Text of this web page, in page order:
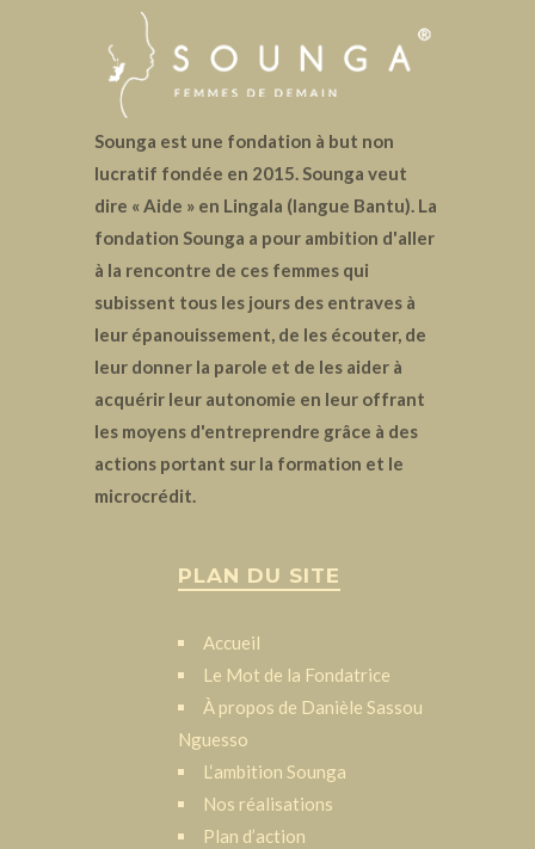
Sounga est une fondation à but non
lucratif fondée en 2015. Sounga veut
dire « Aide » en Lingala (langue Bantu). La
fondation Sounga a pour ambition d'aller
à la rencontre de ces femmes qui
subissent tous les jours des entraves à
leur épanouissement, de les écouter, de
leur donner la parole et de les aider à
acquérir leur autonomie en leur offrant
les moyens d'entreprendre grâce à des
actions portant sur la formation et le
microcrédit.
PLAN DU SITE
Accueil
Le Mot de la Fondatrice
À propos de Danièle Sassou
Nguesso
L‘ambition Sounga
Nos réalisations
Plan d’action